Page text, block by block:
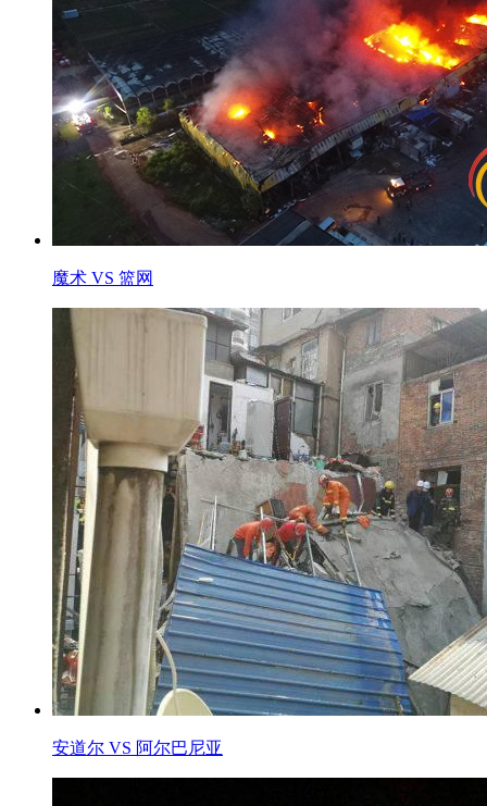
魔术 VS 篮网
安道尔 VS 阿尔巴尼亚